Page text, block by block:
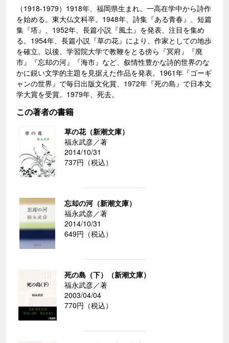
（1918-1979）1918年、福岡県生まれ。一高在学中から詩作
を始める。東大仏文科卒。1948年、詩集『ある青春』、短篇
集『塔』、1952年、長篇小説『風土』を発表、注目を集め
る。1954年、長篇小説『草の花』により、作家としての地歩
を確立。以後、学習院大学で教鞭をとる傍ら『冥府』『廃
市』『忘却の河』『海市』など、叙情性豊かな詩的世界のな
かに鋭い文学的主題を見据えた作品を発表。1961年『ゴーギ
ャンの世界』で毎日出版文化賞、1972年『死の島』で日本文
学大賞を受賞。1979年、死去。
この著者の書籍
草の花（新潮文庫）
福永武彦／著
2014/10/31
737円（税込）
忘却の河（新潮文庫）
福永武彦／著
2014/10/31
649円（税込）
死の島（下）（新潮文庫）
福永武彦／著
2003/04/04
770円（税込）